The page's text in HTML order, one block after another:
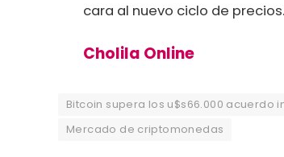
cara al nuevo ciclo de precios.
Cholila Online
Bitcoin supera los u$s66.000 acuerdo
Mercado de criptomonedas